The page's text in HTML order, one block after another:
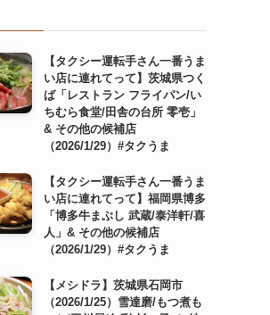
【タクシー運転手さん一番うま
い店に連れてって】茨城県つく
ば「レストラン フライパン/い
ちむら食堂/田舎の台所 零壱」
& その他の候補店
（2026/1/29）#タクうま
【タクシー運転手さん一番うま
い店に連れてって】福岡県博多
「博多牛まぶし 武蔵/泰洋軒/喜
人」& その他の候補店
（2026/1/29）#タクうま
【メシドラ】茨城県石岡市
（2026/1/25）雪達磨/もつ煮も